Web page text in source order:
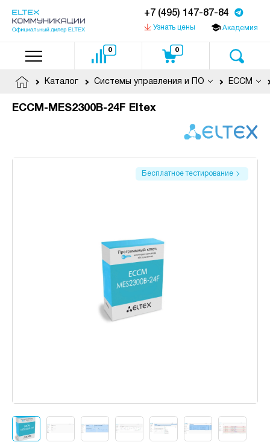
+7 (495) 147-87-84
Узнать цены Академия
0 0
Каталог Системы управления и ПО ECCM
ECCM-MES2300B-24F Eltex
Бесплатное тестирование